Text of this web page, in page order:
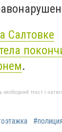
Салтовке
.
текст і
#полиция